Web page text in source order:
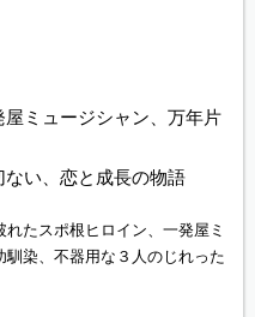
ミュージシャン、万年片
い、恋と成長の物語
たスポ根ヒロイン、一発屋ミ
染、不器用な３人のじれった